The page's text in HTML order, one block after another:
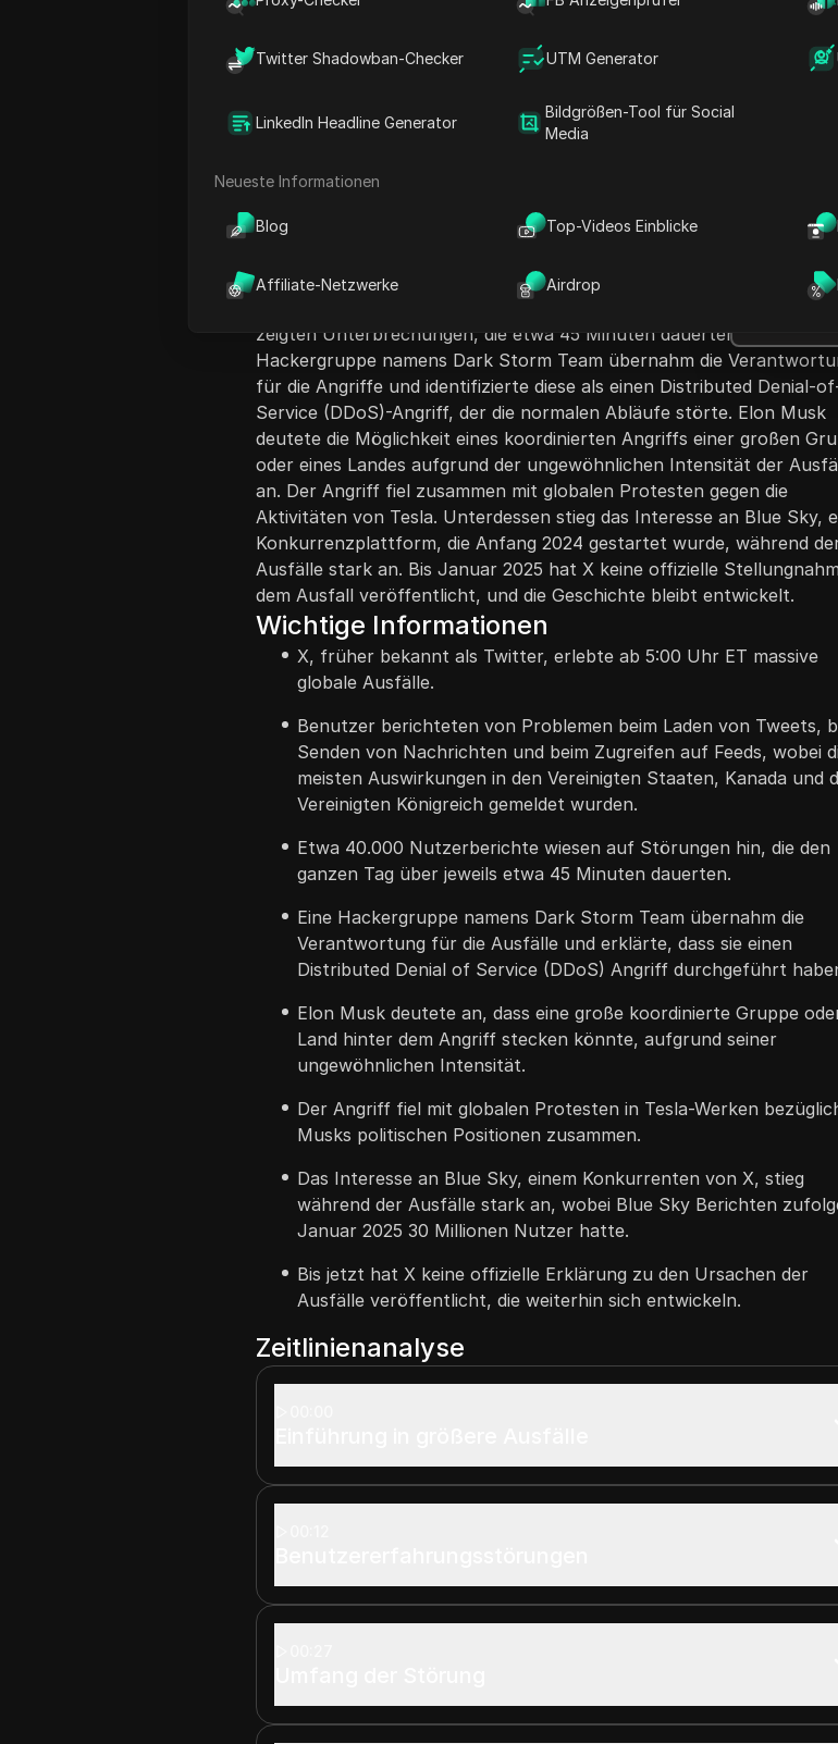
Twitter Shadowban-Checker UTM Generator
LinkedIn Headline Generator
Bildgrößen-Tool für Social
Media
Neueste Informationen
Blog Top-Videos Einblicke
Affiliate-Netzwerke Airdrop
Inhaltsübersicht
In
In
Twitter, erlebte, beginnend um 5:00 Uhr ET. Nutzer berichteten
dem Zugreifen auf ihre Feeds, insbesondere in den Vereinigten
Kanada und dem Vereinigten Königreich. Fast 40.000 Nutzerberichte
zeigten Unterbrechungen, die etwa 45 Minuten dauerten. Eine
Hackergruppe namens Dark Storm Team übernahm die
für die Angriffe und identifizierte diese als einen Distributed Denial-
Service (DDoS)-Angriff, der die normalen Abläufe störte. Elon Musk
deutete die Möglichkeit eines koordinierten Angriffs einer großen
oder eines Landes aufgrund der ungewöhnlichen Intensität der
an. Der Angriff fiel zusammen mit globalen Protesten gegen die
Aktivitäten von Tesla. Unterdessen stieg das Interesse an Blue Sky,
Konkurrenzplattform, die Anfang 2024 gestartet wurde, während
Ausfälle stark an. Bis Januar 2025 hat X keine offizielle
dem Ausfall veröffentlicht, und die Geschichte bleibt entwickelt.
Wichtige Informationen
X, früher bekannt als Twitter, erlebte ab 5:00 Uhr ET massive
globale Ausfälle.
Benutzer berichteten von Problemen beim Laden von Tweets,
Senden von Nachrichten und beim Zugreifen auf Feeds, wobei
meisten Auswirkungen in den Vereinigten Staaten, Kanada und
Vereinigten Königreich gemeldet wurden.
Etwa 40.000 Nutzerberichte wiesen auf Störungen hin, die den
ganzen Tag über jeweils etwa 45 Minuten dauerten.
Eine Hackergruppe namens Dark Storm Team übernahm die
Verantwortung für die Ausfälle und erklärte, dass sie einen
Distributed Denial of Service (DDoS) Angriff durchgeführt
Elon Musk deutete an, dass eine große koordinierte Gruppe
Land hinter dem Angriff stecken könnte, aufgrund seiner
ungewöhnlichen Intensität.
Der Angriff fiel mit globalen Protesten in Tesla-Werken
Musks politischen Positionen zusammen.
Das Interesse an Blue Sky, einem Konkurrenten von X, stieg
während der Ausfälle stark an, wobei Blue Sky Berichten
Januar 2025 30 Millionen Nutzer hatte.
Bis jetzt hat X keine offizielle Erklärung zu den Ursachen der
Ausfälle veröffentlicht, die weiterhin sich entwickeln.
Zeitlinienanalyse